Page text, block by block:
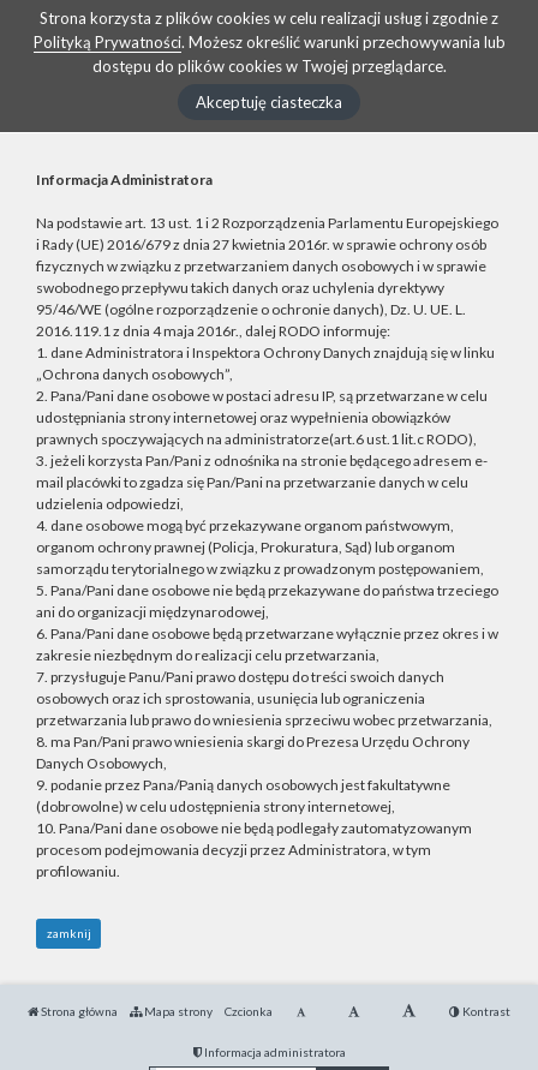
Strona korzysta z plików cookies w celu realizacji usług i zgodnie z
Polityką Prywatności. Możesz określić warunki przechowywania lub
dostępu do plików cookies w Twojej przeglądarce.
Akceptuję ciasteczka
Informacja Administratora
Na podstawie art. 13 ust. 1 i 2 Rozporządzenia Parlamentu Europejskiego
i Rady (UE) 2016/679 z dnia 27 kwietnia 2016r. w sprawie ochrony osób
fizycznych w związku z przetwarzaniem danych osobowych i w sprawie
swobodnego przepływu takich danych oraz uchylenia dyrektywy
95/46/WE (ogólne rozporządzenie o ochronie danych), Dz. U. UE. L.
2016.119.1 z dnia 4 maja 2016r., dalej RODO informuję:
1. dane Administratora i Inspektora Ochrony Danych znajdują się w linku
„Ochrona danych osobowych”,
2. Pana/Pani dane osobowe w postaci adresu IP, są przetwarzane w celu
udostępniania strony internetowej oraz wypełnienia obowiązków
prawnych spoczywających na administratorze(art.6 ust.1 lit.c RODO),
3. jeżeli korzysta Pan/Pani z odnośnika na stronie będącego adresem e-
mail placówki to zgadza się Pan/Pani na przetwarzanie danych w celu
udzielenia odpowiedzi,
4. dane osobowe mogą być przekazywane organom państwowym,
organom ochrony prawnej (Policja, Prokuratura, Sąd) lub organom
samorządu terytorialnego w związku z prowadzonym postępowaniem,
5. Pana/Pani dane osobowe nie będą przekazywane do państwa trzeciego
ani do organizacji międzynarodowej,
6. Pana/Pani dane osobowe będą przetwarzane wyłącznie przez okres i w
zakresie niezbędnym do realizacji celu przetwarzania,
7. przysługuje Panu/Pani prawo dostępu do treści swoich danych
osobowych oraz ich sprostowania, usunięcia lub ograniczenia
przetwarzania lub prawo do wniesienia sprzeciwu wobec przetwarzania,
8. ma Pan/Pani prawo wniesienia skargi do Prezesa Urzędu Ochrony
Danych Osobowych,
9. podanie przez Pana/Panią danych osobowych jest fakultatywne
(dobrowolne) w celu udostępnienia strony internetowej,
10. Pana/Pani dane osobowe nie będą podlegały zautomatyzowanym
procesom podejmowania decyzji przez Administratora, w tym
profilowaniu.
zamknij
Strona główna Mapa strony Czcionka Kontrast
Informacja administratora